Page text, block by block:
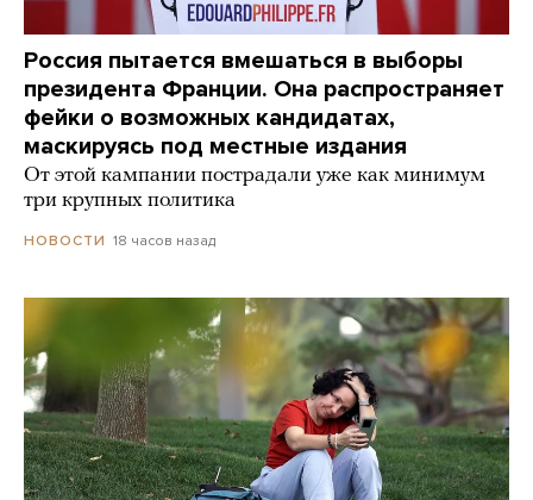
Россия пытается вмешаться в выборы
президента Франции. Она распространяет
фейки о возможных кандидатах,
маскируясь под местные издания
От этой кампании пострадали уже как минимум
три крупных политика
НОВОСТИ 18 часов назад